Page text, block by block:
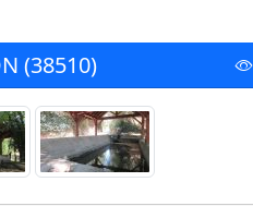
(38510)